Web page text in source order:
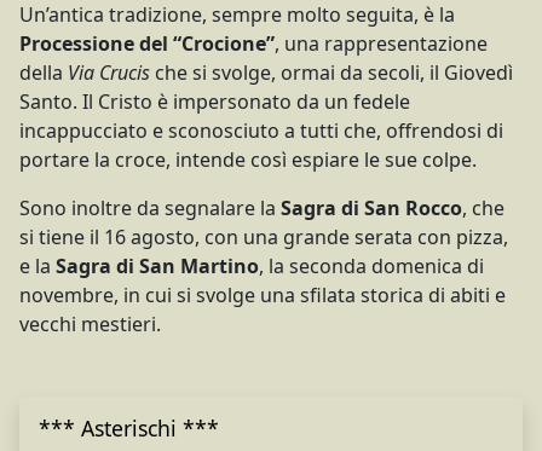
Un’antica tradizione, sempre molto seguita, è la
Processione del “Crocione”, una rappresentazione
della Via Crucis che si svolge, ormai da secoli, il Giovedì
Santo. Il Cristo è impersonato da un fedele
incappucciato e sconosciuto a tutti che, offrendosi di
portare la croce, intende così espiare le sue colpe.
Sono inoltre da segnalare la Sagra di San Rocco, che
si tiene il 16 agosto, con una grande serata con pizza,
e la Sagra di San Martino, la seconda domenica di
novembre, in cui si svolge una sfilata storica di abiti e
vecchi mestieri.
*** Asterischi ***